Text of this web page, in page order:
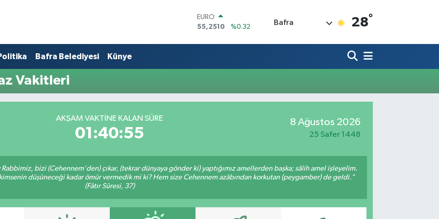
EURO
55,2510
%0.32
BITCOIN
Bafra 28°
Bafra Belediyesi Künye
Vakitleri
AKŞAM VAKTINE KALAN SÜRE
01:40:55
8 Ağustos 2026
25 Safer 1448
bizi (Cehennem'den) çıkar, (tekrar dünyaya gönder ki) yaptığımız amellerden başka; sâlih amel işleyelim.
düşüneceği kadar ömür vermedik mi ki? Hem size Cehennem azâbından korkutan (peygamber) de geldi."
(Fâtır Sûresi, 37)